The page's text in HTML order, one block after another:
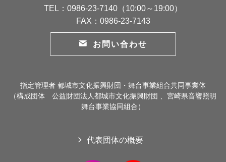
TEL：0986-23-7140（10:00～19:00）
FAX：0986-23-7143
お問い合わせ
指定管理者 都城市文化振興財団・舞台事業組合共同事業体
（構成団体 公益財団法人都城市文化振興財団 、宮崎県音響照明
舞台事業協同組合）
代表団体の概要